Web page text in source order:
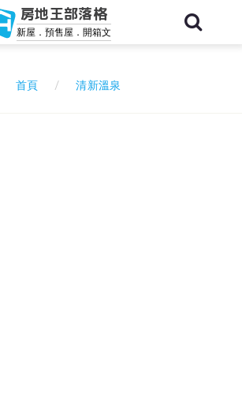
房地王部落格
新屋．預售屋．開箱文
首頁 清新溫泉